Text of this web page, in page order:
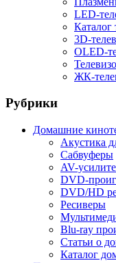
LED-
Каталог
3D-
OLED-
ЖК-
Рубрики
Домашние
Акустика
Сабвуферы
AV-
DVD-
DVD/HD
Ресиверы
Blu-ray
Статьи о
Каталог